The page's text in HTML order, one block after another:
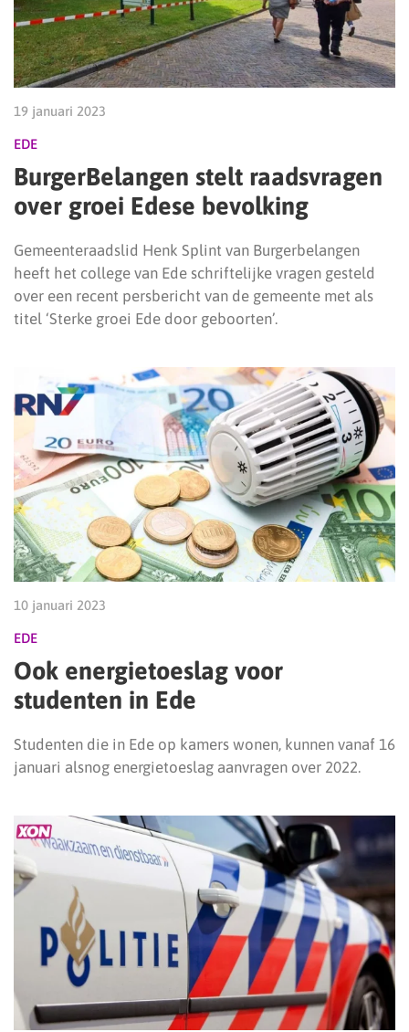
19 januari 2023
EDE
BurgerBelangen stelt raadsvragen
over groei Edese bevolking
Gemeenteraadslid Henk Splint van Burgerbelangen
heeft het college van Ede schriftelijke vragen gesteld
over een recent persbericht van de gemeente met als
titel ‘Sterke groei Ede door geboorten’.
10 januari 2023
EDE
Ook energietoeslag voor
studenten in Ede
Studenten die in Ede op kamers wonen, kunnen vanaf 16
januari alsnog energietoeslag aanvragen over 2022.